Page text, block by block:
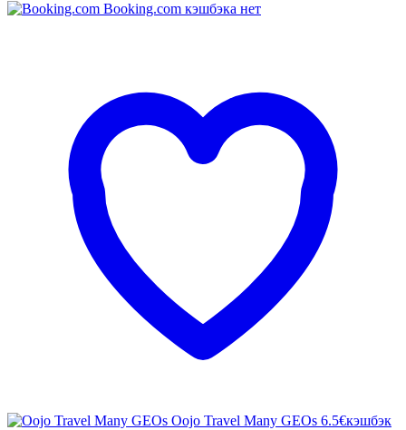
Booking.com кэшбэка нет
Oojo Travel Many GEOs 6.5€кэшбэк